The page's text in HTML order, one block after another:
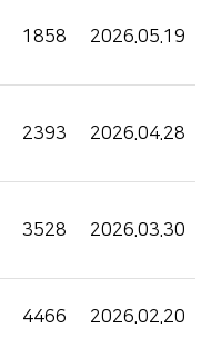
1858 2026.05.19
2393 2026.04.28
3528 2026.03.30
4466 2026.02.20